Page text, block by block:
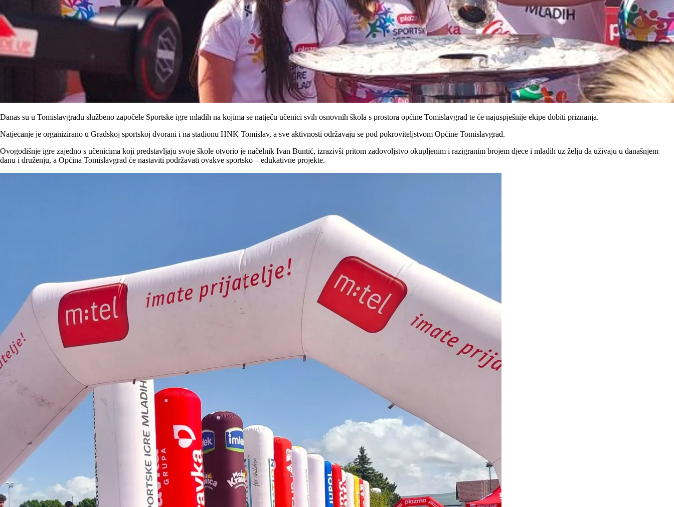
Danas su u Tomislavgradu službeno započele Sportske igre mladih na kojima se natječu učenici svih osnovnih škola s prostora općine Tomislavgrad te će najuspješnije ekipe dobiti priznanja.
Natjecanje je organizirano u Gradskoj sportskoj dvorani i na stadionu HNK Tomislav, a sve aktivnosti održavaju se pod pokroviteljstvom Općine Tomislavgrad.
Ovogodišnje igre zajedno s učenicima koji predstavljaju svoje škole otvorio je načelnik Ivan Buntić, izrazivši pritom zadovoljstvo okupljenim i razigranim brojem djece i mladih uz želju da uživaju u današnjem
danu i druženju, a Općina Tomislavgrad će nastaviti podržavati ovakve sportsko – edukativne projekte.